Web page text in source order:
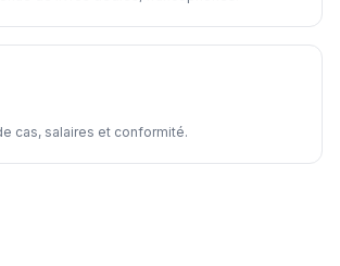
cas, salaires et conformité.